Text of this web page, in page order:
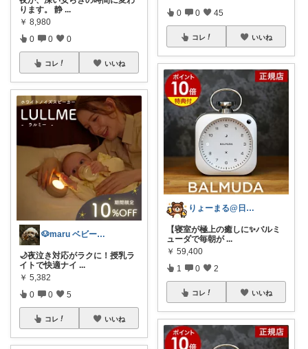
ります。 静 ...
￥ 8,980
0 0 0
コレ いいね
🐶maru ベビーお得＆口コミ情報🐶
🌙夜泣き対応がラクに！授乳ラ
イトで快適ナイ ...
￥ 5,382
0 0 5
コレ いいね
0 0 45
コレ いいね
りょーまる@日用品×ファッション
【寝室が極上の癒しに✨バルミ
ューダで毎朝が ...
￥ 59,400
1 0 2
コレ いいね